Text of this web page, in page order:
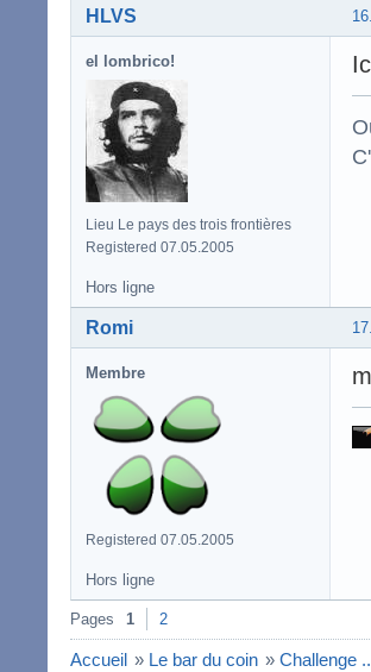
HLVS
el lombrico!
Lieu Le pays des trois frontières
Registered 07.05.2005
Hors ligne
Romi
Membre
Registered 07.05.2005
Hors ligne
Pages 1 2
Accueil » Le bar du coin » Challenge